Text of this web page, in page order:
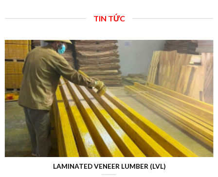
TIN TỨC
LAMINATED VENEER LUMBER (LVL)